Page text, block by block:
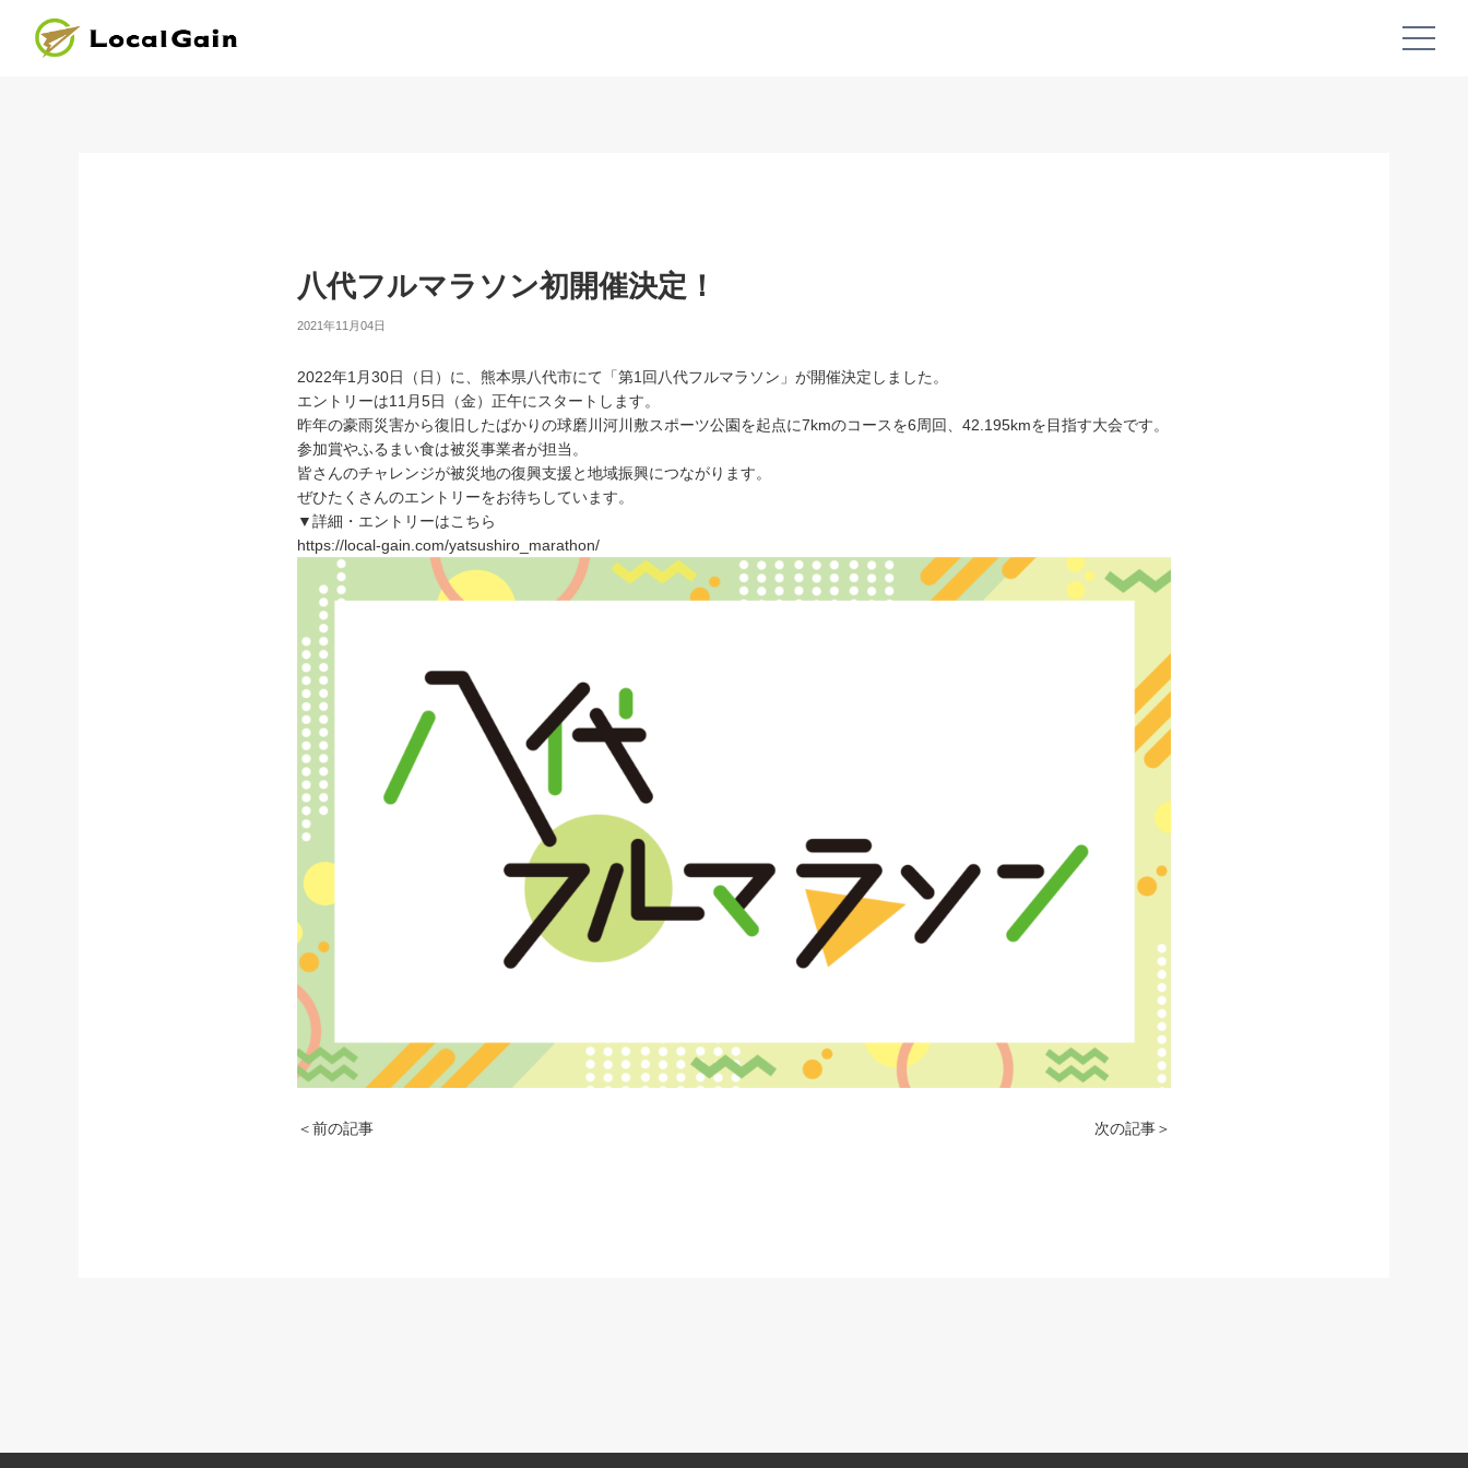
八代フルマラソン初開催決定！
2021年11月04日
2022年1月30日（日）に、熊本県八代市にて「第1回八代フルマラソン」が開催決定しました。
エントリーは11月5日（金）正午にスタートします。
昨年の豪雨災害から復旧したばかりの球磨川河川敷スポーツ公園を起点に7kmのコースを6周回、42.195kmを目指す大会です。
参加賞やふるまい食は被災事業者が担当。
皆さんのチャレンジが被災地の復興支援と地域振興につながります。
ぜひたくさんのエントリーをお待ちしています。
▼詳細・エントリーはこちら
https://local-gain.com/yatsushiro_marathon/
＜前の記事 次の記事＞